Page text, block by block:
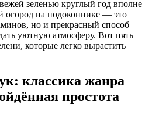
зеленью круглый год вполне
на подоконнике — это
но и прекрасный способ
уютную атмосферу. Вот пять
которые легко вырастить
классика жанра
простота